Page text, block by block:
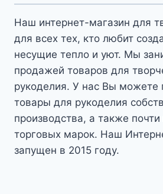
Наш интернет-магазин для
для всех тех, кто любит
несущие тепло и уют. Мы
продажей товаров для
рукоделия. У нас Вы можете
товары для рукоделия
производства, а также почти
торговых марок. Наш
запущен в 2015 году.